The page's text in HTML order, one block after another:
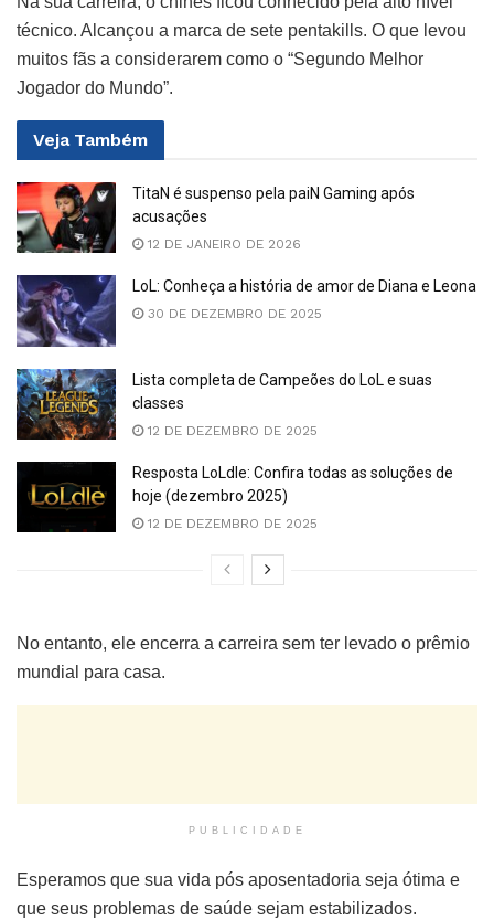
técnico. Alcançou a marca de sete pentakills. O que levou
muitos fãs a considerarem como o “Segundo Melhor
Jogador do Mundo”.
Veja Também
TitaN é suspenso pela paiN Gaming após
acusações
12 DE JANEIRO DE 2026
LoL: Conheça a história de amor de Diana e Leona
30 DE DEZEMBRO DE 2025
Lista completa de Campeões do LoL e suas
classes
12 DE DEZEMBRO DE 2025
Resposta LoLdle: Confira todas as soluções de
hoje (dezembro 2025)
12 DE DEZEMBRO DE 2025
No entanto, ele encerra a carreira sem ter levado o prêmio
mundial para casa.
PUBLICIDADE
Esperamos que sua vida pós aposentadoria seja ótima e
que seus problemas de saúde sejam estabilizados.